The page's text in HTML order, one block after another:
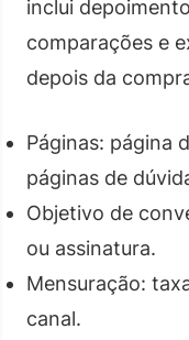
inclui
comparações e
depois da
Páginas: página
páginas de
Objetivo de
ou assinatura.
Mensuração:
canal.